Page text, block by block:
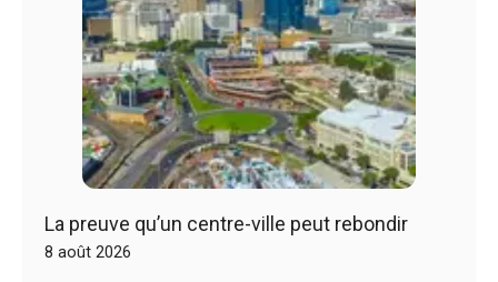
La preuve qu’un centre-ville peut rebondir
8 août 2026